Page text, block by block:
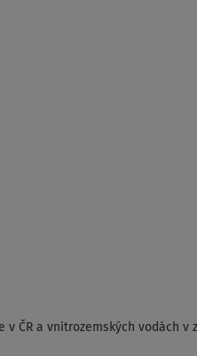
ČR a vnitrozemských vodách